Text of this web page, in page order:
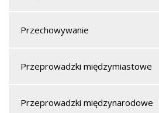
Przechowywanie
Przeprowadzki międzymiastowe
Przeprowadzki międzynarodowe